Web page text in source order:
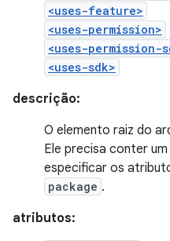
<uses-feature>
<uses-permission>
<uses-permission-
<uses-sdk>
descrição:
O elemento raiz do
Ele precisa conter
especificar os
package .
atributos: